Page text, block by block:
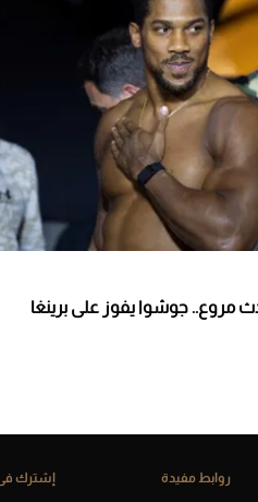
مروع.. جوشوا يفوز على برينغا
روابط مفيدة إشترك فى